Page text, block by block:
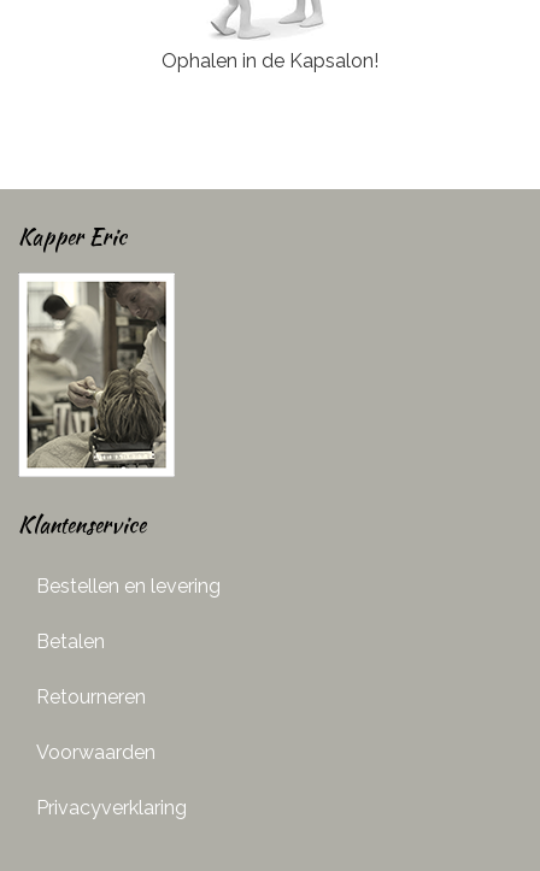
Ophalen in de Kapsalon!
Kapper Eric
Klantenservice
Bestellen en levering
Betalen
Retourneren
Voorwaarden
Privacyverklaring